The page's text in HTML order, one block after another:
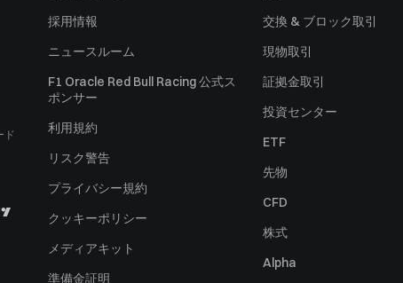
ド
採用情報
ニュースルーム
F1 Oracle Red Bull Racing 公式ス
ポンサー
利用規約
リスク警告
プライバシー規約
クッキーポリシー
メディアキット
準備金証明
交換 & ブロック取引
現物取引
証拠金取引
投資センター
ETF
先物
CFD
株式
Alpha